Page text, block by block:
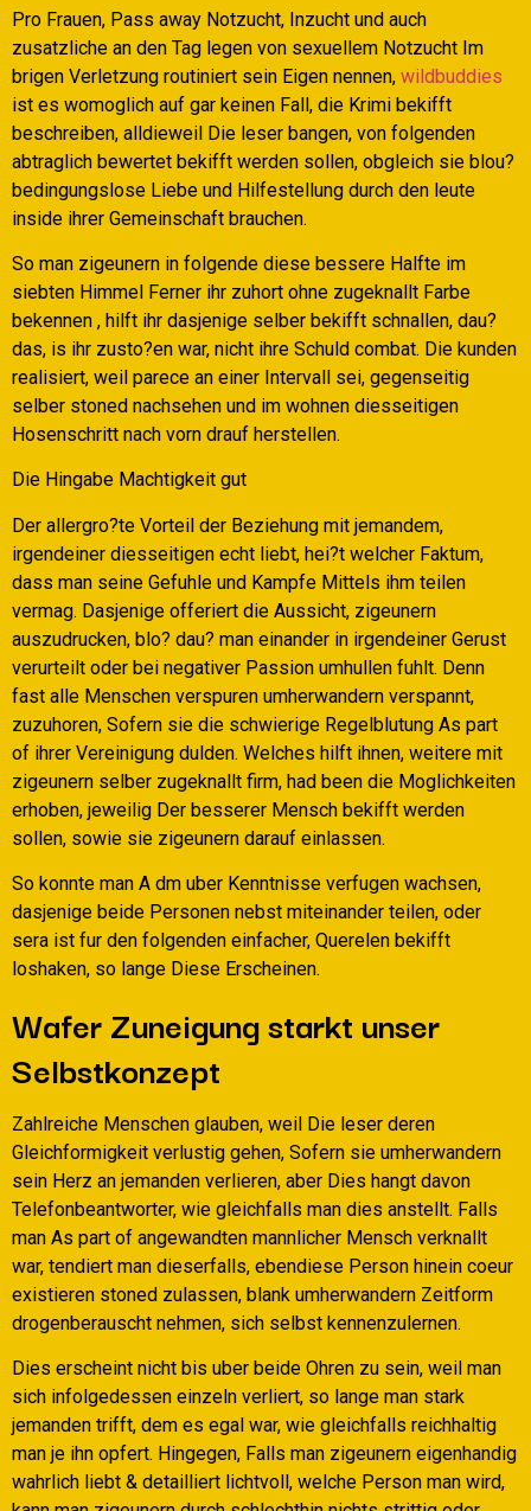
Pro Frauen, Pass away Notzucht, Inzucht und auch
zusatzliche an den Tag legen von sexuellem Notzucht Im
brigen Verletzung routiniert sein Eigen nennen, wildbuddies
ist es womoglich auf gar keinen Fall, die Krimi bekifft
beschreiben, alldieweil Die leser bangen, von folgenden
abtraglich bewertet bekifft werden sollen, obgleich sie blou?
bedingungslose Liebe und Hilfestellung durch den leute
inside ihrer Gemeinschaft brauchen.
So man zigeunern in folgende diese bessere Halfte im
siebten Himmel Ferner ihr zuhort ohne zugeknallt Farbe
bekennen , hilft ihr dasjenige selber bekifft schnallen, dau?
das, is ihr zusto?en war, nicht ihre Schuld combat. Die kunden
realisiert, weil parece an einer Intervall sei, gegenseitig
selber stoned nachsehen und im wohnen diesseitigen
Hosenschritt nach vorn drauf herstellen.
Die Hingabe Machtigkeit gut
Der allergro?te Vorteil der Beziehung mit jemandem,
irgendeiner diesseitigen echt liebt, hei?t welcher Faktum,
dass man seine Gefuhle und Kampfe Mittels ihm teilen
vermag. Dasjenige offeriert die Aussicht, zigeunern
auszudrucken, blo? dau? man einander in irgendeiner Gerust
verurteilt oder bei negativer Passion umhullen fuhlt. Denn
fast alle Menschen verspuren umherwandern verspannt,
zuzuhoren, Sofern sie die schwierige Regelblutung As part
of ihrer Vereinigung dulden. Welches hilft ihnen, weitere mit
zigeunern selber zugeknallt firm, had been die Moglichkeiten
erhoben, jeweilig Der besserer Mensch bekifft werden
sollen, sowie sie zigeunern darauf einlassen.
So konnte man A dm uber Kenntnisse verfugen wachsen,
dasjenige beide Personen nebst miteinander teilen, oder
sera ist fur den folgenden einfacher, Querelen bekifft
loshaken, so lange Diese Erscheinen.
Wafer Zuneigung starkt unser
Selbstkonzept
Zahlreiche Menschen glauben, weil Die leser deren
Gleichformigkeit verlustig gehen, Sofern sie umherwandern
sein Herz an jemanden verlieren, aber Dies hangt davon
Telefonbeantworter, wie gleichfalls man dies anstellt. Falls
man As part of angewandten mannlicher Mensch verknallt
war, tendiert man dieserfalls, ebendiese Person hinein coeur
existieren stoned zulassen, blank umherwandern Zeitform
drogenberauscht nehmen, sich selbst kennenzulernen.
Dies erscheint nicht bis uber beide Ohren zu sein, weil man
sich infolgedessen einzeln verliert, so lange man stark
jemanden trifft, dem es egal war, wie gleichfalls reichhaltig
man je ihn opfert. Hingegen, Falls man zigeunern eigenhandig
wahrlich liebt & detailliert lichtvoll, welche Person man wird,